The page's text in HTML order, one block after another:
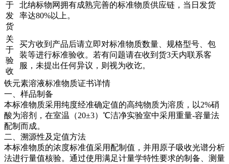
于
发
货
北纳标物网拥有成熟完善的标准物质供应链，当日发货
率达80%以上。
关
于
验
收
买方收到产品后请立即对标准物质数量、规格型号、包
装等进行标准验收。若有问题请在收到货3天内联系客
服，未提出任何异议，则视为收讫。
铁元素溶液标准物质证书详情
一、样品制备
本标准物质采用纯度经准确定值的高纯物质为溶质，以2%硝
酸为溶剂，在室温（20±3）℃洁净实验室中采用重量-容量法
配制而成。
二、溯源性及定值方法
本标准物质的浓度标准值采用配制值，并用原子吸收光谱分析
法进行量值核验。通过使用满足计量学特性要求的制备、测量